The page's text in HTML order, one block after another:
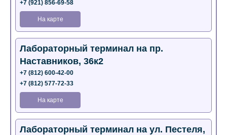
+7 (921) 856-69-58
На карте
Лабораторный терминал на пр.
Наставников, 36к2
+7 (812) 600-42-00
+7 (812) 577-72-33
На карте
Лабораторный терминал на ул. Пестеля,